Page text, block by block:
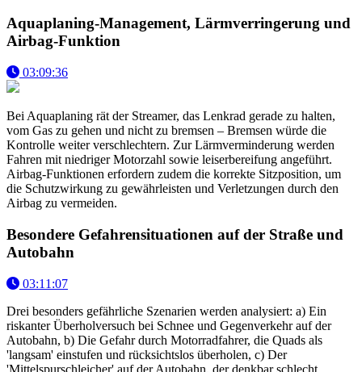
Aquaplaning-Management, Lärmverringerung und
Airbag-Funktion
03:09:36
Bei Aquaplaning rät der Streamer, das Lenkrad gerade zu halten,
vom Gas zu gehen und nicht zu bremsen – Bremsen würde die
Kontrolle weiter verschlechtern. Zur Lärmverminderung werden
Fahren mit niedriger Motorzahl sowie leiserbereifung angeführt.
Airbag-Funktionen erfordern zudem die korrekte Sitzposition, um
die Schutzwirkung zu gewährleisten und Verletzungen durch den
Airbag zu vermeiden.
Besondere Gefahrensituationen auf der Straße und
Autobahn
03:11:07
Drei besonders gefährliche Szenarien werden analysiert: a) Ein
riskanter Überholversuch bei Schnee und Gegenverkehr auf der
Autobahn, b) Die Gefahr durch Motorradfahrer, die Quads als
'langsam' einstufen und rücksichtslos überholen, c) Der
'Mittelspurschleicher' auf der Autobahn, der denkbar schlecht